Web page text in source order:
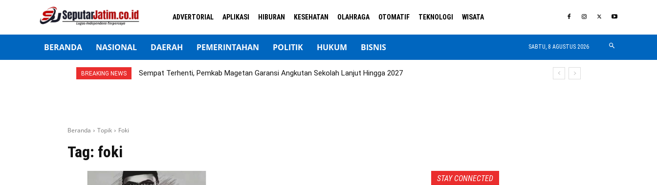
ADVERTORIAL APLIKASI HIBURAN KESEHATAN OLAHRAGA OTOMATIF TEKNOLOGI WISATA
BERANDA NASIONAL DAERAH PEMERINTAHAN POLITIK HUKUM BISNIS SABTU, 8 AGUSTUS 2026
BREAKING NEWS Sempat Terhenti, Pemkab Magetan Garansi Angkutan Sekolah Lanjut Hingga 2027
Beranda Topik Foki
Tag: foki
STAY CONNECTED